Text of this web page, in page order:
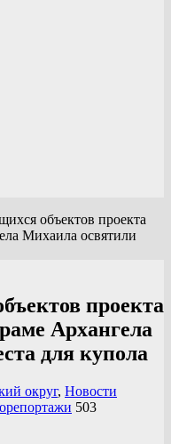
объектов проекта
Михаила освятили
проекта
Архангела
для купола
округ, Новости
503